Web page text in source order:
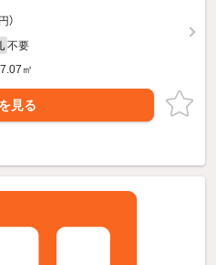
）
不要
㎡
見る